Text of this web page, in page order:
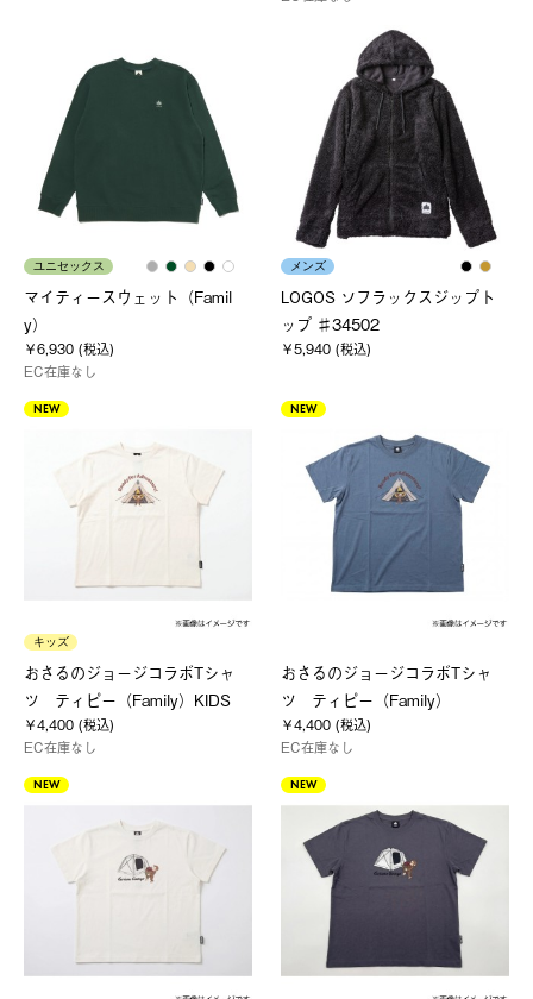
ユニセックス
マイティースウェット（Famil
y）
￥6,930 (税込)
EC在庫なし
メンズ
LOGOS ソフラックスジップト
ップ ♯34502
￥5,940 (税込)
NEW
キッズ
おさるのジョージコラボTシャ
ツ ティピー（Family）KIDS
￥4,400 (税込)
EC在庫なし
NEW
おさるのジョージコラボTシャ
ツ ティピー（Family）
￥4,400 (税込)
EC在庫なし
NEW NEW